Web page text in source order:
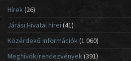
Hírek(26)
Járási Hivatal hírei (41)
Közérdekű információk(1 060)
Meghívók/rendezvények (391)